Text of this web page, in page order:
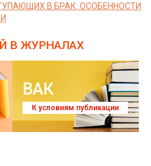
В БРАК: ОСОБЕННОСТИ
В ЖУРНАЛАХ
ВАК
К условиям публикации